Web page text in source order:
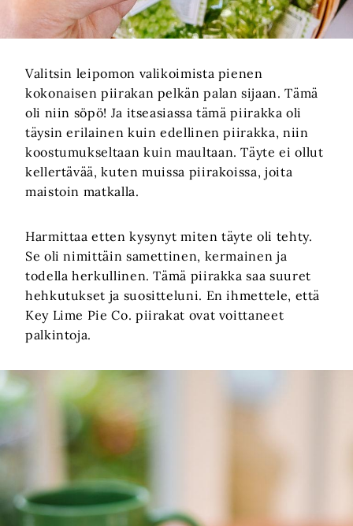
Valitsin leipomon valikoimista pienen
kokonaisen piirakan pelkän palan sijaan. Tämä
oli niin söpö! Ja itseasiassa tämä piirakka oli
täysin erilainen kuin edellinen piirakka, niin
koostumukseltaan kuin maultaan. Täyte ei ollut
kellertävää, kuten muissa piirakoissa, joita
maistoin matkalla.
Harmittaa etten kysynyt miten täyte oli tehty.
Se oli nimittäin samettinen, kermainen ja
todella herkullinen. Tämä piirakka saa suuret
hehkutukset ja suositteluni. En ihmettele, että
Key Lime Pie Co. piirakat ovat voittaneet
palkintoja.